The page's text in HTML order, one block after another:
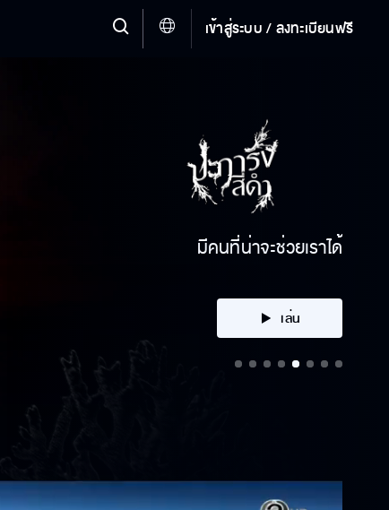
เข้าสู่ระบบ / ลงทะเบียนฟรี
คลิก